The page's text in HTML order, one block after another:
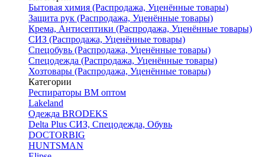
Бытовая химия (Распродажа, Уценённые товары)
Защита рук (Распродажа, Уценённые товары)
Крема, Антисептики (Распродажа, Уценённые товары)
СИЗ (Распродажа, Уценённые товары)
Спецобувь (Распродажа, Уценённые товары)
Спецодежда (Распродажа, Уценённые товары)
Хозтовары (Распродажа, Уценённые товары)
Категории
Респираторы ВМ оптом
Lakeland
Одежда BRODEKS
Delta Plus СИЗ, Спецодежда, Обувь
DOCTORBIG
HUNTSMAN